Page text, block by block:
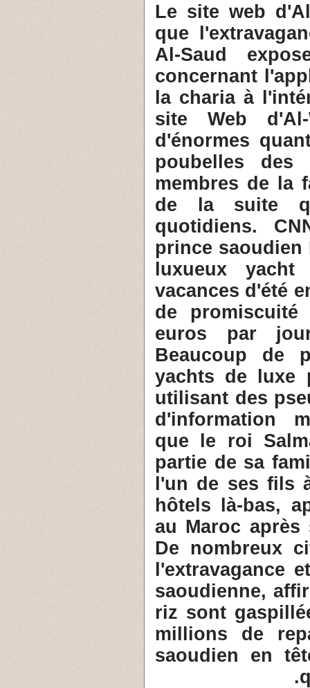
2- Le site web
que
Al-Saud
concernant
la charia à
site Web
d'énormes
poubelles
membres de la
de la suite
quotidiens.
prince saoudien
luxueux
vacances d'été
de
euros par
Beaucoup de
yachts de luxe
utilisant des
d'information
que le roi
partie de sa
l'un de ses fils
hôtels là-bas,
au Maroc
De nombreux
l'extravagance
saoudienne,
riz sont
millions de
saoudien en